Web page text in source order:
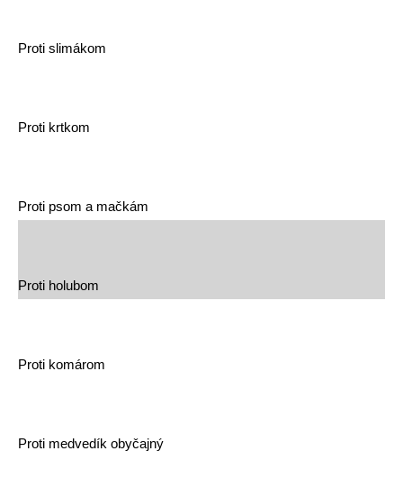
Proti slimákom
Proti krtkom
Proti psom a mačkám
Proti holubom
Proti komárom
Proti medvedík obyčajný